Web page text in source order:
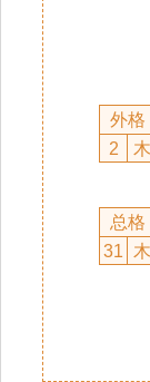
外格
2
木
总格
31
木